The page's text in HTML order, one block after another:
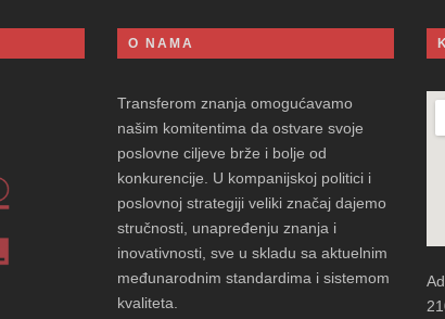
O NAMA
Transferom znanja omogućavamo
našim komitentima da ostvare svoje
poslovne ciljeve brže i bolje od
konkurencije. U kompanijskoj politici i
poslovnoj strategiji veliki značaj dajemo
stručnosti, unapređenju znanja i
inovativnosti, sve u skladu sa aktuelnim
međunarodnim standardima i sistemom
kvaliteta.